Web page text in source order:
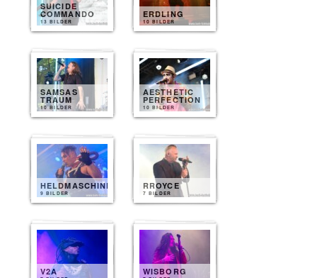
SUICIDE
COMMANDO
13 BILDER
ERDLING
10 BILDER
SAMSAS
TRAUM
10 BILDER
AESTHETIC
PERFECTION
10 BILDER
HELDMASCHINE
9 BILDER
RROYCE
7 BILDER
V2A WISBORG